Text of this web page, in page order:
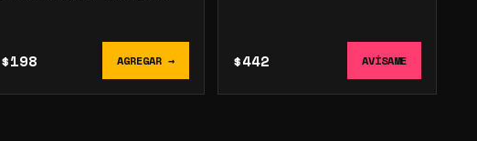
$198 AGREGAR → $442 AVÍSAME